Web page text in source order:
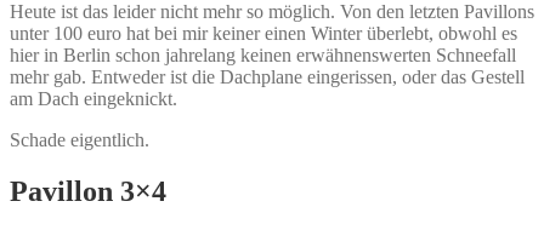
Heute ist das leider nicht mehr so möglich. Von den letzten Pavillons
unter 100 euro hat bei mir keiner einen Winter überlebt, obwohl es
hier in Berlin schon jahrelang keinen erwähnenswerten Schneefall
mehr gab. Entweder ist die Dachplane eingerissen, oder das Gestell
am Dach eingeknickt.
Schade eigentlich.
Pavillon 3×4